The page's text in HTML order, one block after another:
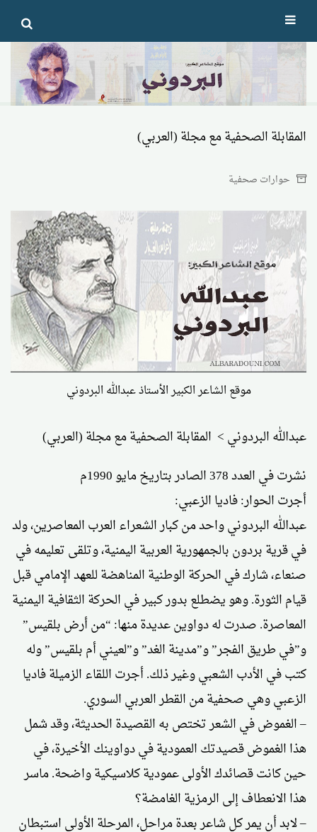
Skip
to
content
المقابلة الصحفية مع مجلة (العربي)
حوارات صحفية
موقع الشاعر الكبير الأستاذ عبدالله البردوني
عبدالله البردوني > المقابلة الصحفية مع مجلة (العربي)
نشرت في العدد 378 الصادر بتاريخ مايو 1990م
أجرت الحوار: فاديا الزعبي:
عبدالله البردوني واحد من كبار الشعراء العرب المعاصرين، ولد
في قرية بردون بالجمهورية العربية اليمنية، وتلقى تعليمه في
صنعاء، شارك في الحركة الوطنية المناهضة للعهد الإمامي قبل
قيام الثورة. وهو يضطلع بدور كبير في الحركة الثقافية اليمنية
المعاصرة. صدرت له دواوين عديدة منها: “من أرض بلقيس”
و”في طريق الفجر” و”مدينة الغد” و”لعيني أم بلقيس” وله
كتب في الأدب الشعبي وغير ذلك. أجرت اللقاء الزميلة فاديا
الزعبي وهي صحفية من القطر العربي السوري.
– الغموض في الشعر تختص به القصيدة الحديثة، وقد شمل
هذا الغموض قصيدتك العمودية في دواوينك الأخيرة، في
حين كانت قصائدك الأولى عمودية كلاسيكية واضحة. ماسر
هذا الانعطاف إلى الرمزية الغامضة؟
– لابد أن يمر كل شاعر بعدة مراحل، المرحلة الأولى استبطان